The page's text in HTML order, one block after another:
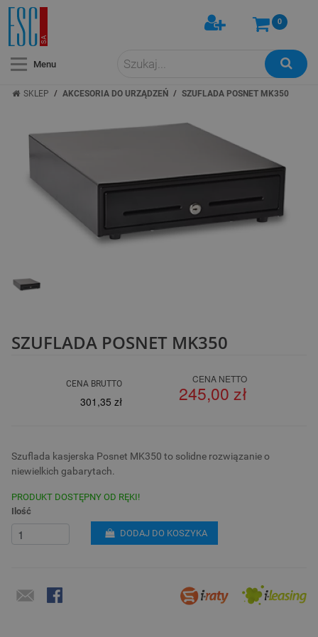
Menu
0
SKLEP / AKCESORIA DO URZĄDZEŃ / SZUFLADA POSNET MK350
SZUFLADA POSNET MK350
CENA BRUTTO
301,35 zł
CENA NETTO
245,00 zł
Szuflada kasjerska Posnet MK350 to solidne rozwiązanie o
niewielkich gabarytach.
PRODUKT DOSTĘPNY OD RĘKI!
Ilość
DODAJ DO KOSZYKA